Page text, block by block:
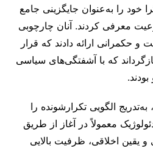
خود را به‌عنوان جایگزینی جامع
معرفی کردند. آنان چارچوبی
حکمرانی ارائه دادند که قرار
که با آشفتگی‌های سیاسی
الگویی تکرارشونده را
معمولاً در آغاز از طریق
یقین اخلاقی، ظرفیت بالایی